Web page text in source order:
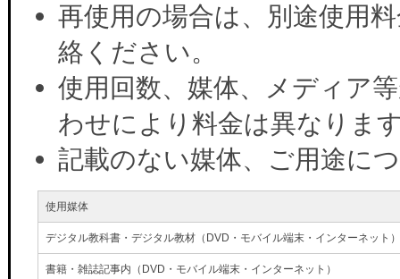
再使用の場合は、別途使用
絡ください。
使用回数、媒体、メディア
わせにより料金は異なりま
記載のない媒体、ご用途に
使用媒体
デジタル教科書・デジタル教材（DVD・モバイル端末・インターネット）
書籍・雑誌記事内（DVD・モバイル端末・インターネット）